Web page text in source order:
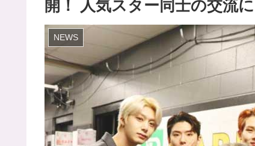
開！ 人気スター同士の交流
NEWS